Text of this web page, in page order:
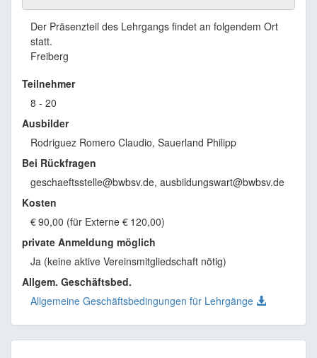
Der Präsenzteil des Lehrgangs findet an folgendem Ort
statt.
Freiberg
Teilnehmer
8 - 20
Ausbilder
Rodriguez Romero Claudio, Sauerland Philipp
Bei Rückfragen
geschaeftsstelle@bwbsv.de, ausbildungswart@bwbsv.de
Kosten
€90,00 (für Externe € 120,00)
private Anmeldung möglich
Ja (keine aktive Vereinsmitgliedschaft nötig)
Allgem. Geschäftsbed.
Allgemeine Geschäftsbedingungen für Lehrgänge